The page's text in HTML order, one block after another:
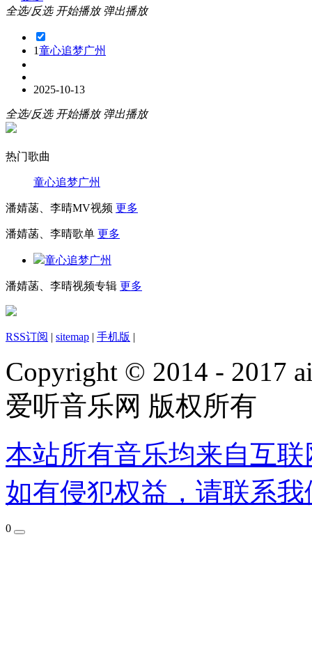
全选/反选 开始播放 弹出播放
1童心追梦广州
2025-10-13
全选/反选 开始播放 弹出播放
热门歌曲
童心追梦广州
潘婧菡、李晴MV视频 更多
潘婧菡、李晴歌单 更多
童心追梦广州
潘婧菡、李晴视频专辑 更多
RSS订阅 | sitemap | 手机版 |
Copyright © 2014 - 2017
爱听音乐网 版权所有
本站所有音乐均来自互
如有侵犯权益，请联系
0